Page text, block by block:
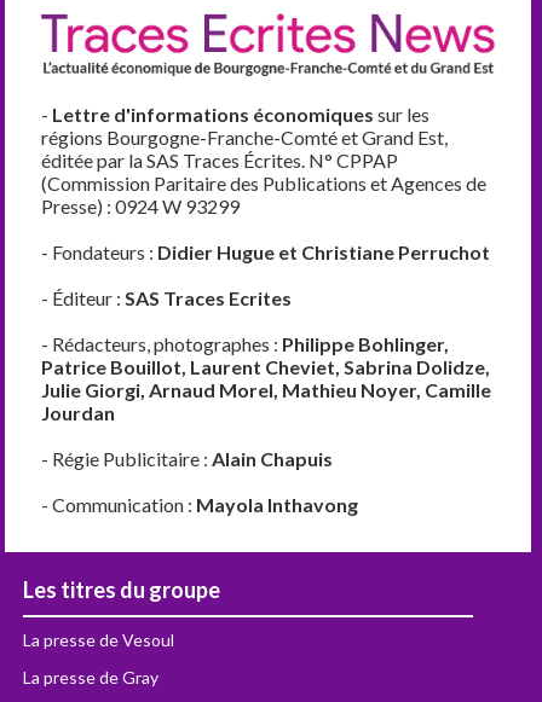
- Lettre d'informations économiques sur les
régions Bourgogne-Franche-Comté et Grand Est,
éditée par la SAS Traces Écrites. N° CPPAP
(Commission Paritaire des Publications et Agences de
Presse) : 0924 W 93299
- Fondateurs : Didier Hugue et Christiane Perruchot
- Éditeur :SAS Traces Ecrites
- Rédacteurs, photographes : Philippe Bohlinger,
Patrice Bouillot, Laurent Cheviet, Sabrina Dolidze,
Julie Giorgi, Arnaud Morel, Mathieu Noyer, Camille
Jourdan
- Régie Publicitaire :Alain Chapuis
- Communication : Mayola Inthavong
Les titres du groupe
La presse de Vesoul
La presse de Gray